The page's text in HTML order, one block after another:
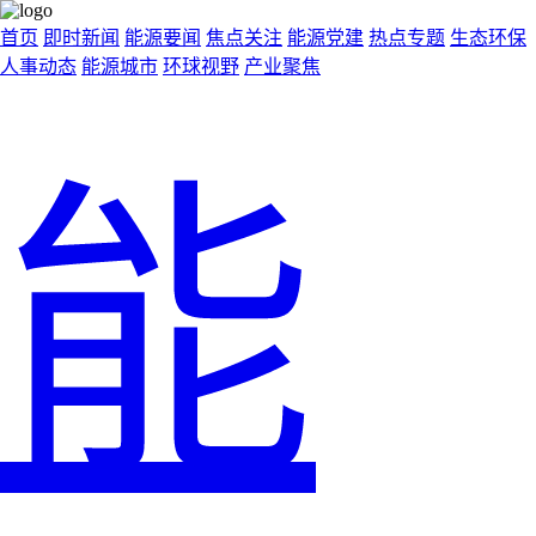
首页 即时新闻 能源要闻 焦点关注 能源党建 热点专题 生态环保
人事动态 能源城市 环球视野 产业聚焦
能